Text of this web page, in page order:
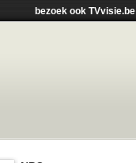
bezoek ook TVvisie.be